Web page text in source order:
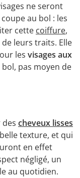
ne seront
au bol : les
cette coiffure,
leurs traits. Elle
les visages aux
pas moyen de
cheveux lisses
belle texture, et qui
en effet
négligé, un
au quotidien.